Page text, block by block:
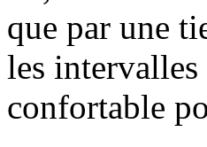
que par une
les intervalles
confortable